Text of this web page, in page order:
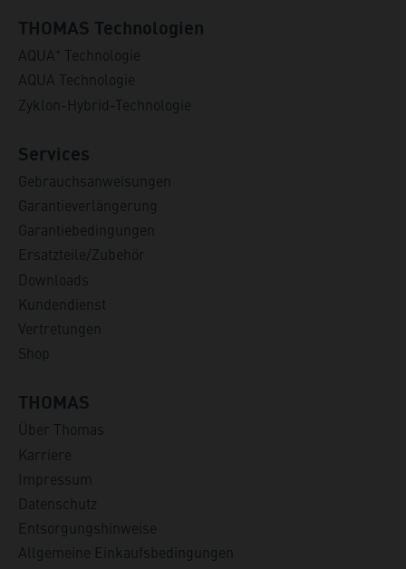
THOMAS Technologien
AQUA + Technologie
AQUA Technologie
Zyklon-Hybrid-Technologie
Services
Gebrauchsanweisungen
Garantieverlängerung
Garantiebedingungen
Ersatzteile/Zubehör
Downloads
Kundendienst
Vertretungen
Shop
THOMAS
Über Thomas
Karriere
Impressum
Datenschutz
Entsorgungshinweise
Allgemeine Einkaufsbedingungen